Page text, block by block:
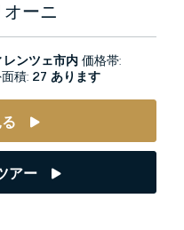
ーニ
レンツェ市内価格帯:
積: 27 あります
アー